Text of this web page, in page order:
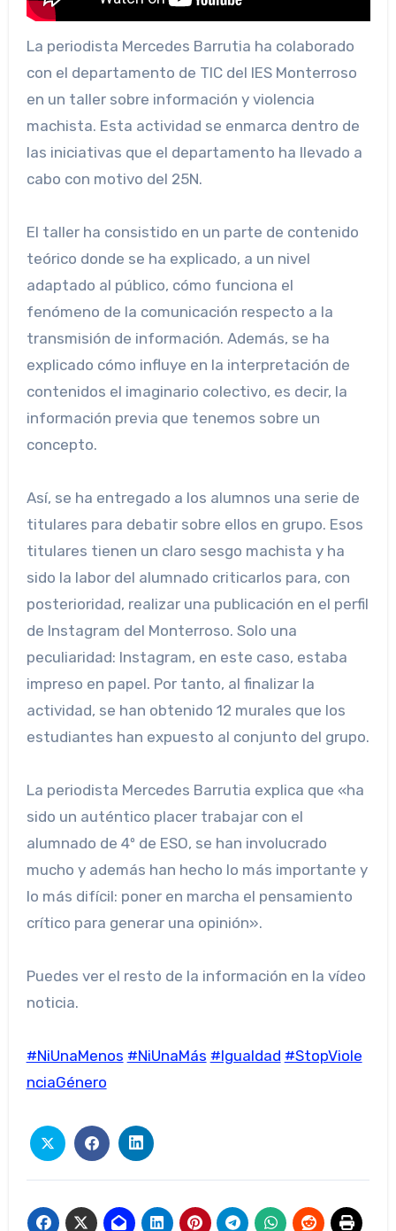
La periodista Mercedes Barrutia ha colaborado
con el departamento de TIC del IES Monterroso
en un taller sobre información y violencia
machista. Esta actividad se enmarca dentro de
las iniciativas que el departamento ha llevado a
cabo con motivo del 25N.
El taller ha consistido en un parte de contenido
teórico donde se ha explicado, a un nivel
adaptado al público, cómo funciona el
fenómeno de la comunicación respecto a la
transmisión de información. Además, se ha
explicado cómo influye en la interpretación de
contenidos el imaginario colectivo, es decir, la
información previa que tenemos sobre un
concepto.
Así, se ha entregado a los alumnos una serie de
titulares para debatir sobre ellos en grupo. Esos
titulares tienen un claro sesgo machista y ha
sido la labor del alumnado criticarlos para, con
posterioridad, realizar una publicación en el perfil
de Instagram del Monterroso. Solo una
peculiaridad: Instagram, en este caso, estaba
impreso en papel. Por tanto, al finalizar la
actividad, se han obtenido 12 murales que los
estudiantes han expuesto al conjunto del grupo.
La periodista Mercedes Barrutia explica que «ha
sido un auténtico placer trabajar con el
alumnado de 4º de ESO, se han involucrado
mucho y además han hecho lo más importante y
lo más difícil: poner en marcha el pensamiento
crítico para generar una opinión».
Puedes ver el resto de la información en la vídeo
noticia.
#NiUnaMenos #NiUnaMás #Igualdad #StopViole
nciaGénero